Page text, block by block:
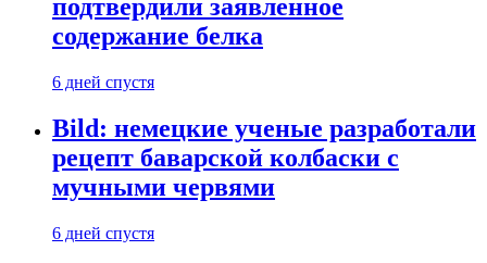
подтвердили заявленное
содержание белка
6 дней спустя
Bild: немецкие ученые разработали
рецепт баварской колбаски с
мучными червями
6 дней спустя